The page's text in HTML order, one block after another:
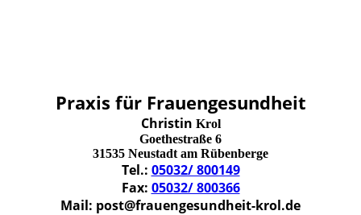
Praxis für Frauengesundheit
Christin Krol
Goethestraße 6
31535 Neustadt am Rübenberge
Tel.: 05032/ 800149
Fax: 05032/ 800366
Mail: post@frauengesundheit-krol.de